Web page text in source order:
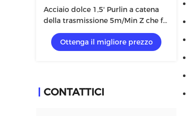
Acciaio dolce 1,5' Purlin a catena
della trasmissione 5m/Min Z che fa
macchina
Ottenga il migliore prezzo
CONTATTICI